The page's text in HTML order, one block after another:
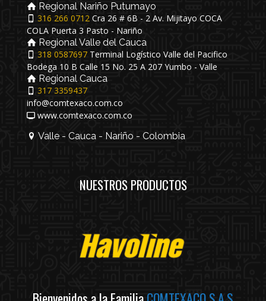
Regional Nariño Putumayo
316 266 0712 Cra 26 # 6B - 2 Av. Mijitayo COCA
COLA Puerta 3 Pasto - Nariño
Regional Valle del Cauca
318 0587697 Terminal Logístico Valle del Pacifico
Bodega 10 B Calle 15 No. 25 A 207 Yumbo - Valle
Regional Cauca
317 3359437
info@comtexaco.com.co
www.comtexaco.com.co
Valle - Cauca - Nariño - Colombia
NUESTROS PRODUCTOS